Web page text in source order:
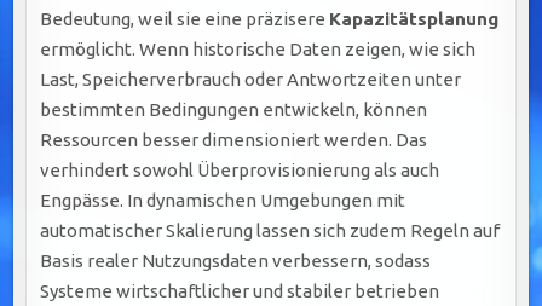
Bedeutung, weil sie eine präzisere Kapazitätsplanung
ermöglicht. Wenn historische Daten zeigen, wie sich
Last, Speicherverbrauch oder Antwortzeiten unter
bestimmten Bedingungen entwickeln, können
Ressourcen besser dimensioniert werden. Das
verhindert sowohl Überprovisionierung als auch
Engpässe. In dynamischen Umgebungen mit
automatischer Skalierung lassen sich zudem Regeln auf
Basis realer Nutzungsdaten verbessern, sodass
Systeme wirtschaftlicher und stabiler betrieben